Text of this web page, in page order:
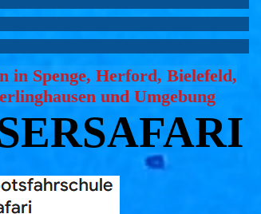
in Spenge, Herford, Bielefeld,
und Umgebung